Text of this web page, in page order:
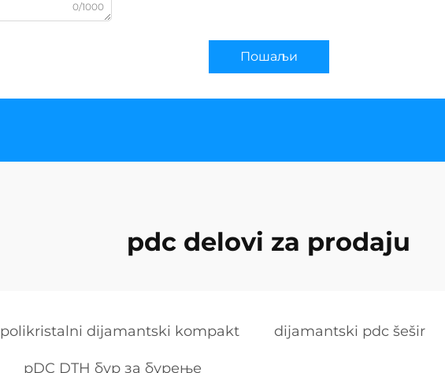
0/1000
Пошаљи
pdc delovi za prodaju
polikristalni dijamantski kompakt dijamantski pdc šešir
pDC DTH бур за бурење